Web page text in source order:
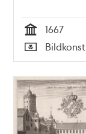
Tid
1667
Typ
Bildkonst